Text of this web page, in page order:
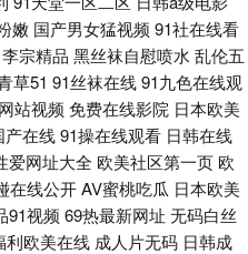
嫩 国产男女猛视频 91社在线看
宗精品 黑丝袜自慰喷水 乱伦五
草51 91丝袜在线91九色在线观
站视频 免费在线影院 日本欧美
产在线91操在线观看 日韩在线
爱网址大全 欧美社区第一页 欧
在线公开AV蜜桃吃瓜 日本欧美
91视频 69热最新网址 无码白丝
利欧美在线 成人片无码 日韩成